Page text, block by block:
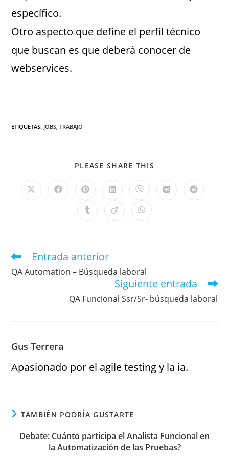
específico.
Otro aspecto que define el perfil técnico
que buscan es que deberá conocer de
webservices.
ETIQUETAS: JOBS, TRABAJO
PLEASE SHARE THIS
Entrada anterior
QA Automation – Búsqueda laboral
Siguiente entrada
QA Funcional Ssr/Sr- búsqueda laboral
Gus Terrera
Apasionado por el agile testing y la ia.
TAMBIÉN PODRÍA GUSTARTE
Debate: Cuánto participa el Analista Funcional en
la Automatización de las Pruebas?